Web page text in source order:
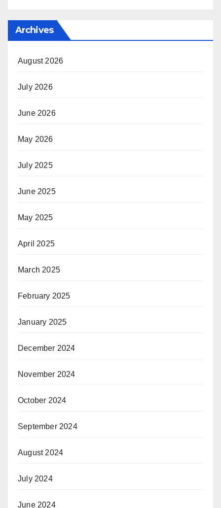
Archives
August 2026
July 2026
June 2026
May 2026
July 2025
June 2025
May 2025
April 2025
March 2025
February 2025
January 2025
December 2024
November 2024
October 2024
September 2024
August 2024
July 2024
June 2024